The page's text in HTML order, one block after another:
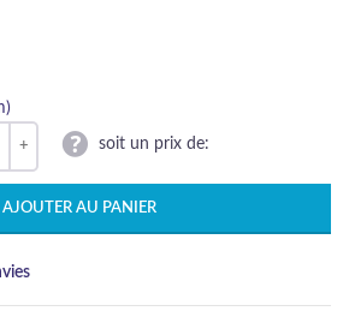
soit un prix de:
AJOUTER AU PANIER